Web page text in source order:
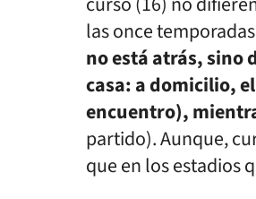
las once
no está atrás, sino
casa: a domicilio,
encuentro),
partido). Aunque,
que en los estadios